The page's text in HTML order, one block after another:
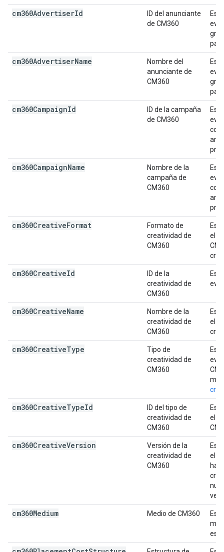
cm360AdvertiserId
ID del anunciante
de CM360
Es
cm360AdvertiserName
Nombre del
anunciante de
CM360
Es
cm360CampaignId
ID de la campaña
de CM360
Es
cm360CampaignName
Nombre de la
campaña de
CM360
Es
cm360CreativeFormat
Formato de
creatividad de
CM360
Es
el
cm360CreativeId
ID de la
creatividad de
CM360
Es
cm360CreativeName
Nombre de la
creatividad de
CM360
Es
el
cm360CreativeType
Tipo de
creatividad de
CM360
Es
cm360CreativeTypeId
ID del tipo de
creatividad de
CM360
Es
el
cm360CreativeVersion
Versión de la
creatividad de
CM360
Es
el
cm360Medium Medio de CM360
Es